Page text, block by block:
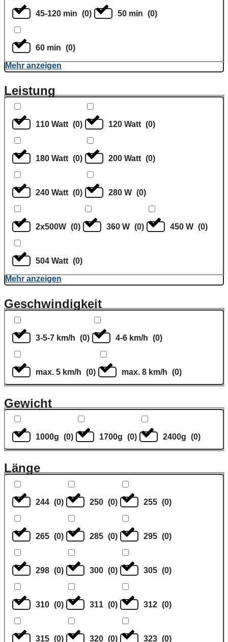
45-120 min (0) 50 min (0)
60 min (0)
Mehr anzeigen
Leistung
110 Watt (0) 120 Watt (0)
180 Watt (0) 200 Watt (0)
240 Watt (0) 280 W (0)
2x500W (0) 360 W (0) 450 W (0)
504 Watt (0)
Mehr anzeigen
Geschwindigkeit
3-5-7 km/h (0) 4-6 km/h (0)
max. 5 km/h (0) max. 8 km/h (0)
Gewicht
1000g (0) 1700g (0) 2400g (0)
Länge
244 (0) 250 (0) 255 (0)
265 (0) 285 (0) 295 (0)
298 (0) 300 (0) 305 (0)
310 (0) 311 (0) 312 (0)
315 (0) 320 (0) 323 (0)